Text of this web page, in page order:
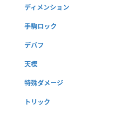
ディメンション
手駒ロック
デバフ
天楔
特殊ダメージ
トリック